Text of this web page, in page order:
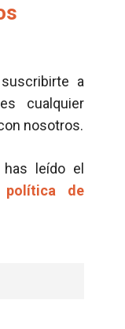
a
cualquier
nosotros.
leído el
política de